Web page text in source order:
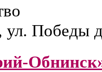
ул. Победы